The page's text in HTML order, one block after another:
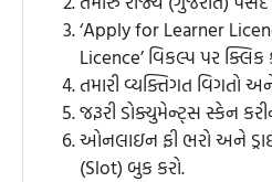
‘Apply for Learner
Licence’ વિકલ્પ પર ક્લિક
તમારી વ્યક્તિગત વિગતો
જરૂરી ડોક્યુમેન્ટ્સ સ્કેન
ઓનલાઇન ફી ભરો અને
(Slot) બુક કરો.